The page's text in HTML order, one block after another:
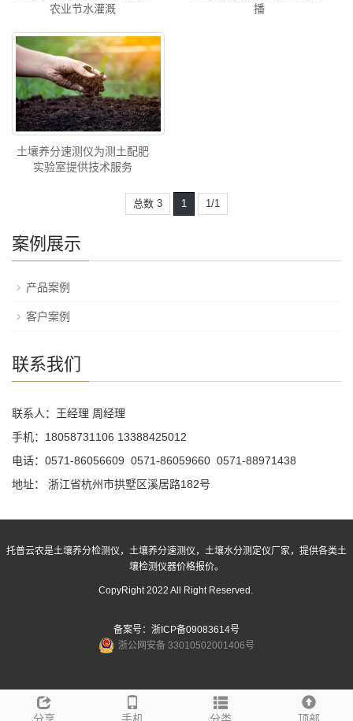
农业节水灌溉
播
土壤养分速测仪为测土配肥
实验室提供技术服务
总数 3 1 1/1
案例展示
产品案例
客户案例
联系我们
联系人：王经理 周经理
手机：18058731106 13388425012
电话：0571-86056609 0571-86059660 0571-88971438
地址： 浙江省杭州市拱墅区溪居路182号
托普云农是土壤养分检测仪，土壤养分速测仪，土壤水分测定仪厂家，提供各类土
壤检测仪器价格报价。
CopyRight 2022 All Right Reserved.
备案号： 浙ICP备09083614号
浙公网安备 33010502001406号